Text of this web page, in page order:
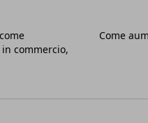
commercio,
Come